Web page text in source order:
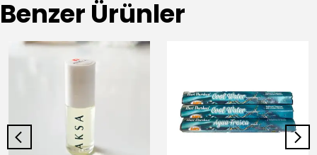
Benzer Ürünler